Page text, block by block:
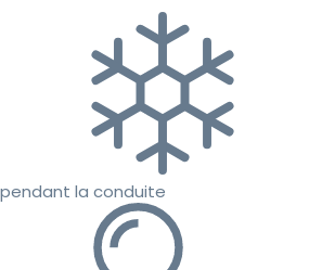
pendant la conduite